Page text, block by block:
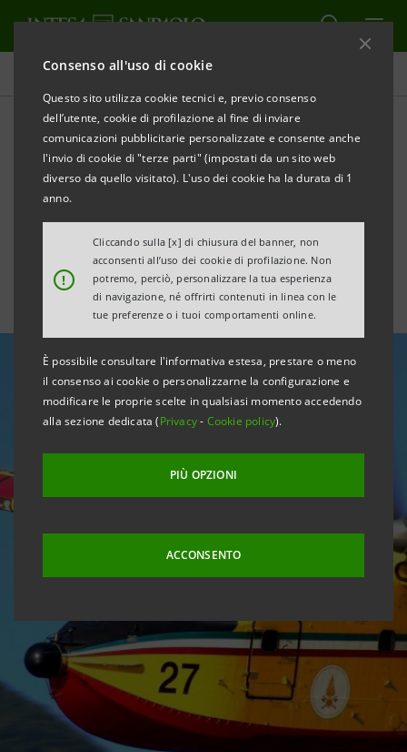
Consenso all'uso di cookie
Questo sito utilizza cookie tecnici e, previo consenso
dell’utente, cookie di profilazione al fine di inviare
comunicazioni pubblicitarie personalizzate e consente anche
l'invio di cookie di "terze parti" (impostati da un sito web
diverso da quello visitato). L'uso dei cookie ha la durata di 1
anno.
!
Cliccando sulla [x] di chiusura del banner, non
acconsenti all’uso dei cookie di profilazione. Non
potremo, perciò, personalizzare la tua esperienza
di navigazione, né offrirti contenuti in linea con le
tue preferenze o i tuoi comportamenti online.
È possibile consultare l'informativa estesa, prestare o meno
il consenso ai cookie o personalizzarne la configurazione e
modificare le proprie scelte in qualsiasi momento accedendo
alla sezione dedicata (Privacy- Cookie policy).
PIÙ OPZIONI
ACCONSENTO
Tutte le news
Coldiretti: accordo per
sostenere aziende siciliane
e sarde colpite da incendi